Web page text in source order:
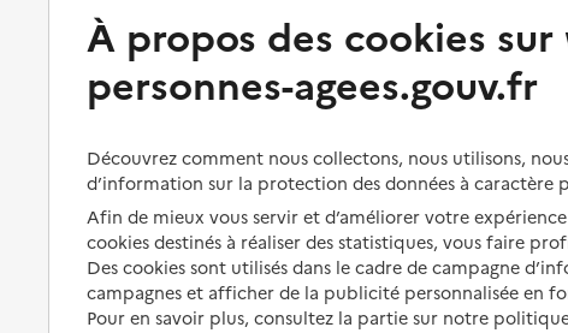
et droits
Aménager son logement et
s'équiper
santé
Organiser à l'avance sa propre
protection
Les mesures de protection
Les obligations de la famille
Bénéficier de soins à domicile
Aides financières
Solutions d'accueil temporaire
Partager son logement
Vivre à domicile avec une
maladie ou un handicap
Être hospitalisé
À propos des cookies
personnes-agees.gouv.fr
Découvrez comment nous collectons, nous utilisons,
d’information sur la protection des données à caractère
Afin de mieux vous servir et d’améliorer votre
cookies destinés à réaliser des statistiques, vous faire
Des cookies sont utilisés dans le cadre de campagne
campagnes et afficher de la publicité personnalisée en
Pour en savoir plus, consultez la partie sur notre